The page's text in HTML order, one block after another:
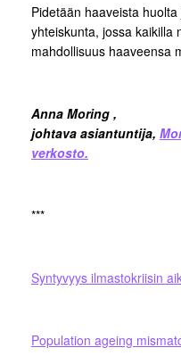
Pidetään haaveista
yhteiskunta, jossa kaikilla
mahdollisuus haaveensa
Anna Moring ,
johtava asiantuntija,
verkosto.
***
Syntyvyys ilmastokriisin
Population ageing